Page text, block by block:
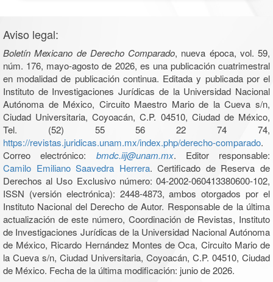
Aviso legal:
Boletín Mexicano de Derecho Comparado, nueva época, vol. 59,
núm. 176, mayo-agosto de 2026, es una publicación cuatrimestral
en modalidad de publicación continua. Editada y publicada por el
Instituto de Investigaciones Jurídicas de la Universidad Nacional
Autónoma de México, Circuito Maestro Mario de la Cueva s/n,
Ciudad Universitaria, Coyoacán, C.P. 04510, Ciudad de México,
Tel. (52) 55 56 22 74 74,
https://revistas.juridicas.unam.mx/index.php/derecho-comparado.
Correo electrónico: bmdc.iij@unam.mx. Editor responsable:
Camilo Emiliano Saavedra Herrera. Certificado de Reserva de
Derechos al Uso Exclusivo número: 04-2002-060413380600-102,
ISSN (versión electrónica): 2448-4873, ambos otorgados por el
Instituto Nacional del Derecho de Autor. Responsable de la última
actualización de este número, Coordinación de Revistas, Instituto
de Investigaciones Jurídicas de la Universidad Nacional Autónoma
de México, Ricardo Hernández Montes de Oca, Circuito Mario de
la Cueva s/n, Ciudad Universitaria, Coyoacán, C.P. 04510, Ciudad
de México. Fecha de la última modificación: junio de 2026.